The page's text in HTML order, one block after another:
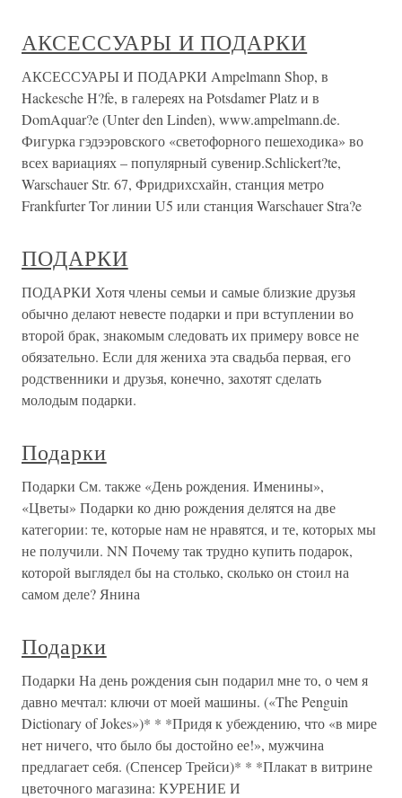
АКСЕССУАРЫ И ПОДАРКИ
АКСЕССУАРЫ И ПОДАРКИ Ampelmann Shop, в
Hackesche H?fe, в галереях на Potsdamer Platz и в
DomAquar?e (Unter den Linden), www.ampelmann.de.
Фигурка гэдээровского «светофорного пешеходика» во
всех вариациях – популярный сувенир.Schlickert?te,
Warschauer Str. 67, Фридрихсхайн, станция метро
Frankfurter Tor линии U5 или станция Warschauer Stra?e
ПОДАРКИ
ПОДАРКИ Хотя члены семьи и самые близкие друзья
обычно делают невесте подарки и при вступлении во
второй брак, знакомым следовать их примеру вовсе не
обязательно. Если для жениха эта свадьба первая, его
родственники и друзья, конечно, захотят сделать
молодым подарки.
Подарки
Подарки См. также «День рождения. Именины»,
«Цветы» Подарки ко дню рождения делятся на две
категории: те, которые нам не нравятся, и те, которых мы
не получили. NN Почему так трудно купить подарок,
которой выглядел бы на столько, сколько он стоил на
самом деле? Янина
Подарки
Подарки На день рождения сын подарил мне то, о чем я
давно мечтал: ключи от моей машины. («The Penguin
Dictionary of Jokes»)* * *Придя к убеждению, что «в мире
нет ничего, что было бы достойно ее!», мужчина
предлагает себя. (Спенсер Трейси)* * *Плакат в витрине
цветочного магазина: КУРЕНИЕ И